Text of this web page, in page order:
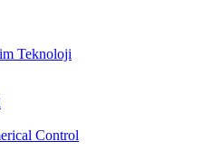
Teknoloji
Control